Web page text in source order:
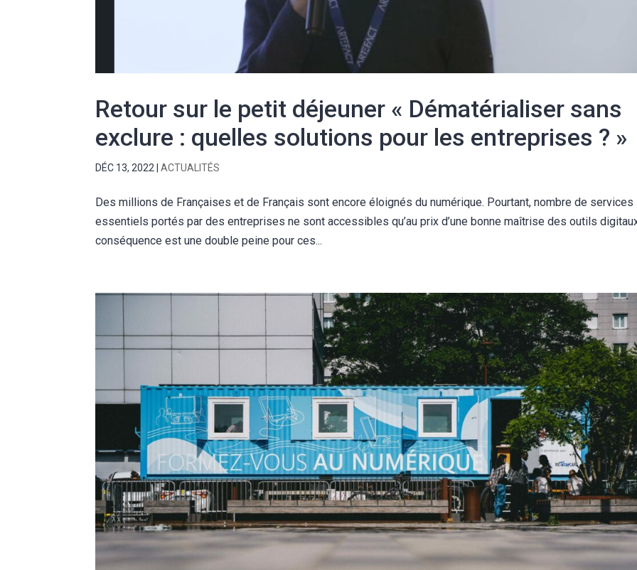
Retour sur le petit déjeuner « Dématérialiser sans
exclure : quelles solutions pour les entreprises ? »
DÉC 13, 2022 |ACTUALITÉS
Des millions de Françaises et de Français sont encore éloignés du numérique. Pourtant, nombre de services
essentiels portés par des entreprises ne sont accessibles qu’au prix d’une bonne maîtrise des outils
conséquence est une double peine pour ces...